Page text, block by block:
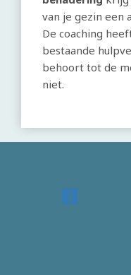
van je gezin een
De coaching
bestaande
behoort tot de
niet.